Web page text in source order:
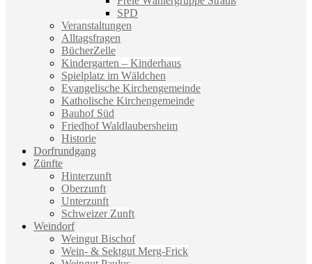
SPD
Veranstaltungen
Alltagsfragen
BücherZelle
Kindergarten – Kinderhaus
Spielplatz im Wäldchen
Evangelische Kirchengemeinde
Katholische Kirchengemeinde
Bauhof Süd
Friedhof Waldlaubersheim
Historie
Dorfrundgang
Zünfte
Hinterzunft
Oberzunft
Unterzunft
Schweizer Zunft
Weindorf
Weingut Bischof
Wein- & Sektgut Merg-Frick